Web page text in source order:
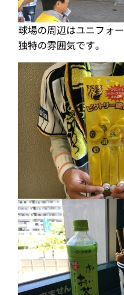
球場の周辺はユニフォ
独特の雰囲気です。